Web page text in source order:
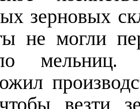
зерновых
не могли